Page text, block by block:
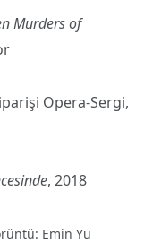
Murders of
Opera-Sergi,
, 2018
Emin Yu